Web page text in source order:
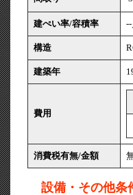
建ぺい率/容積率
構造
建築年
費用
消費税有無/金額
設備・その他条